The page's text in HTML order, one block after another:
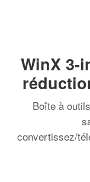
WinX 3-
Boîte à
convertissez/